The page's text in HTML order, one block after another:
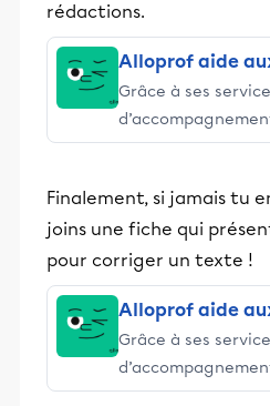
rédactions.
Alloprof aide
Grâce à ses
stimulants,
éducative.
Finalement, si jamais tu
joins une fiche qui
pour corriger un texte !
Alloprof aide
Grâce à ses
stimulants,